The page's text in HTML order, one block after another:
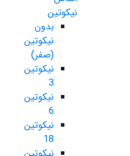
نیکوتین
بدون
نیکوتین
(صفر)
نیکوتین
3
نیکوتین
6
نیکوتین
18